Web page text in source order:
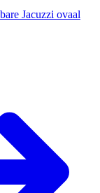
Jacuzzi ovaal